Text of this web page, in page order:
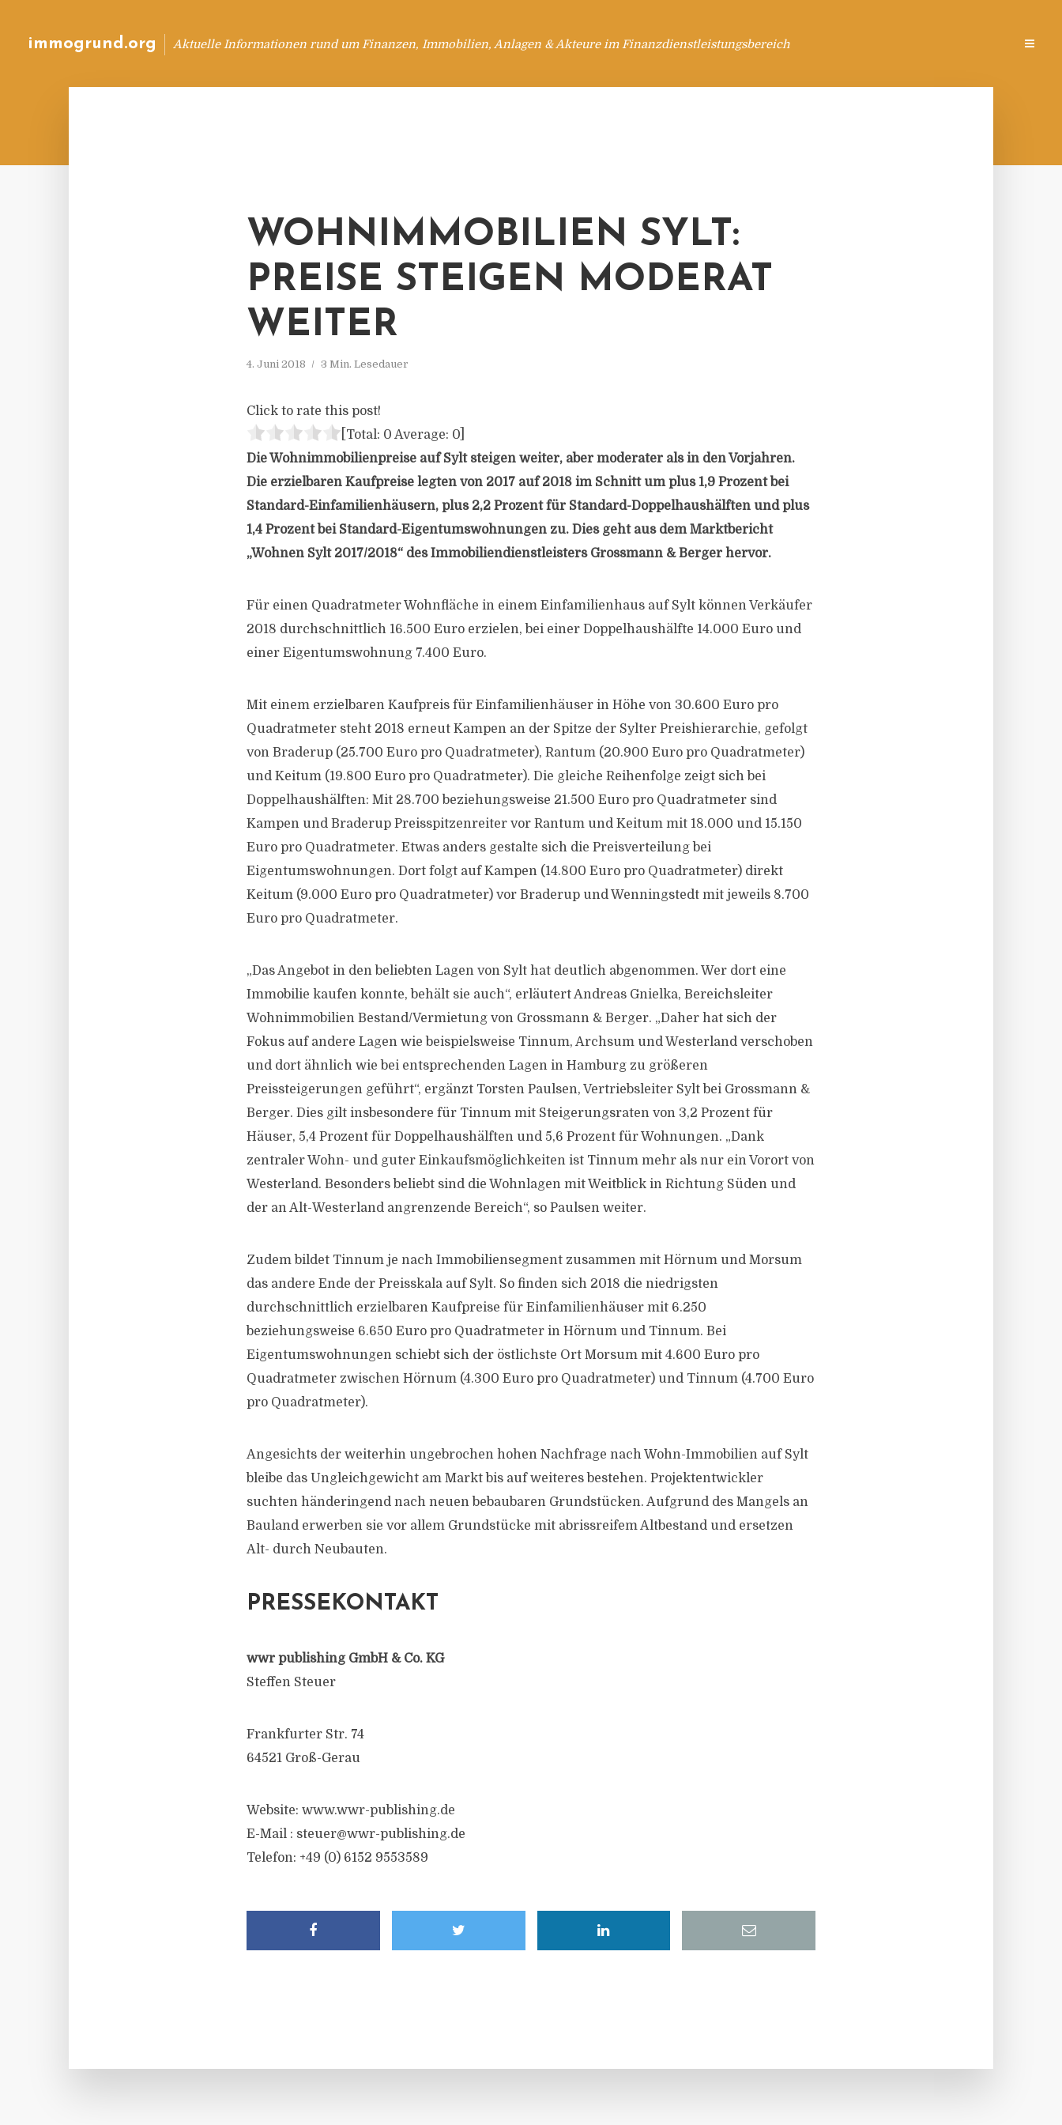
immogrund.org Aktuelle Informationen rund um Finanzen, Immobilien, Anlagen & Akteure im Finanzdienstleistungsbereich
WOHNIMMOBILIEN SYLT:
PREISE STEIGEN MODERAT
WEITER
4. Juni 2018 3 Min. Lesedauer
Click to rate this post!
[Total: 0 Average: 0
Die Wohnimmobilienpreise auf Sylt steigen weiter, aber moderater als in den Vorjahren.
Die erzielbaren Kaufpreise legten von 2017 auf 2018 im Schnitt um plus 1,9 Prozent bei
Standard-Einfamilienhäusern, plus 2,2 Prozent für Standard-Doppelhaushälften und plus
1,4 Prozent bei Standard-Eigentumswohnungen zu. Dies geht aus dem Marktbericht
„Wohnen Sylt 2017/2018“ des Immobiliendienstleisters Grossmann & Berger hervor.
Für einen Quadratmeter Wohnfläche in einem Einfamilienhaus auf Sylt können Verkäufer
2018 durchschnittlich 16.500 Euro erzielen, bei einer Doppelhaushälfte 14.000 Euro und
einer Eigentumswohnung 7.400 Euro.
Mit einem erzielbaren Kaufpreis für Einfamilienhäuser in Höhe von 30.600 Euro pro
Quadratmeter steht 2018 erneut Kampen an der Spitze der Sylter Preishierarchie, gefolgt
von Braderup (25.700 Euro pro Quadratmeter), Rantum (20.900 Euro pro Quadratmeter)
und Keitum (19.800 Euro pro Quadratmeter). Die gleiche Reihenfolge zeigt sich bei
Doppelhaushälften: Mit 28.700 beziehungsweise 21.500 Euro pro Quadratmeter sind
Kampen und Braderup Preisspitzenreiter vor Rantum und Keitum mit 18.000 und 15.150
Euro pro Quadratmeter. Etwas anders gestalte sich die Preisverteilung bei
Eigentumswohnungen. Dort folgt auf Kampen (14.800 Euro pro Quadratmeter) direkt
Keitum (9.000 Euro pro Quadratmeter) vor Braderup und Wenningstedt mit jeweils 8.700
Euro pro Quadratmeter.
„Das Angebot in den beliebten Lagen von Sylt hat deutlich abgenommen. Wer dort eine
Immobilie kaufen konnte, behält sie auch“, erläutert Andreas Gnielka, Bereichsleiter
Wohnimmobilien Bestand/Vermietung von Grossmann & Berger. „Daher hat sich der
Fokus auf andere Lagen wie beispielsweise Tinnum, Archsum und Westerland verschoben
und dort ähnlich wie bei entsprechenden Lagen in Hamburg zu größeren
Preissteigerungen geführt“, ergänzt Torsten Paulsen, Vertriebsleiter Sylt bei Grossmann &
Berger. Dies gilt insbesondere für Tinnum mit Steigerungsraten von 3,2 Prozent für
Häuser, 5,4 Prozent für Doppelhaushälften und 5,6 Prozent für Wohnungen. „Dank
zentraler Wohn- und guter Einkaufsmöglichkeiten ist Tinnum mehr als nur ein Vorort von
Westerland. Besonders beliebt sind die Wohnlagen mit Weitblick in Richtung Süden und
der an Alt-Westerland angrenzende Bereich“, so Paulsen weiter.
Zudem bildet Tinnum je nach Immobiliensegment zusammen mit Hörnum und Morsum
das andere Ende der Preisskala auf Sylt. So finden sich 2018 die niedrigsten
durchschnittlich erzielbaren Kaufpreise für Einfamilienhäuser mit 6.250
beziehungsweise 6.650 Euro pro Quadratmeter in Hörnum und Tinnum. Bei
Eigentumswohnungen schiebt sich der östlichste Ort Morsum mit 4.600 Euro pro
Quadratmeter zwischen Hörnum (4.300 Euro pro Quadratmeter) und Tinnum (4.700 Euro
pro Quadratmeter).
Angesichts der weiterhin ungebrochen hohen Nachfrage nach Wohn-Immobilien auf Sylt
bleibe das Ungleichgewicht am Markt bis auf weiteres bestehen. Projektentwickler
suchten händeringend nach neuen bebaubaren Grundstücken. Aufgrund des Mangels an
Bauland erwerben sie vor allem Grundstücke mit abrissreifem Altbestand und ersetzen
Alt- durch Neubauten.
PRESSEKONTAKT
wwr publishing GmbH & Co. KG
Steffen Steuer
Frankfurter Str. 74
64521 Groß-Gerau
Website: www.wwr-publishing.de
E-Mail : steuer@wwr-publishing.de
Telefon: +49 (0) 6152 9553589